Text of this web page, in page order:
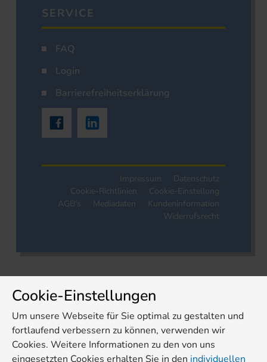
SERVICE
FAQ
Login
Barrierefreiheitserklärung
Impressum
Datenschutz
Cookie-Richtlinien
Cookie-Einstellung
AGB's
Mediadaten
Kundeninformation
Widerrufsrecht
Cookie-Einstellungen
Um unsere Webseite für Sie optimal zu gestalten und
fortlaufend verbessern zu können, verwenden wir
Cookies. Weitere Informationen zu den von uns
eingesetzten Cookies erhalten Sie in den individuellen